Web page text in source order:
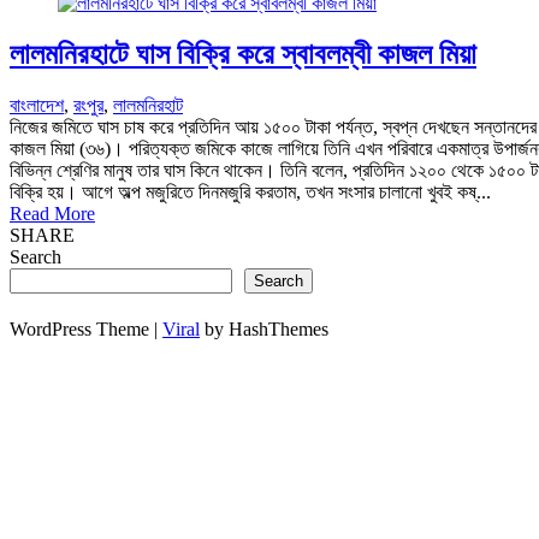
লালমনিরহাটে ঘাস বিক্রি করে স্বাবলম্বী কাজল মিয়া
বাংলাদেশ, রংপুর, লালমনিরহাট
নিজের জমিতে ঘাস চাষ করে প্রতিদিন আয় ১৫০০ টাকা পর্যন্ত, স্বপ্ন দেখছেন সন্তানদের
কাজল মিয়া (৩৬)। পরিত্যক্ত জমিকে কাজে লাগিয়ে তিনি এখন পরিবারে একমাত্র
বিভিন্ন শ্রেণির মানুষ তার ঘাস কিনে থাকেন। তিনি বলেন, প্রতিদিন ১২০০ থেকে
বিক্রি হয়। আগে অল্প মজুরিতে দিনমজুরি করতাম, তখন সংসার চালানো খুবই কষ্...
Read More
SHARE
Search
Search
WordPress Theme | Viral by HashThemes